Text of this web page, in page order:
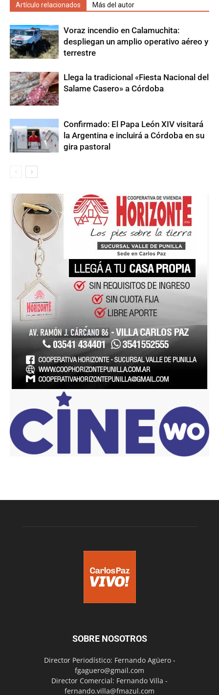
Artículo relacionados Más del autor
Voraz incendio en Calamuchita:
despliegan un amplio operativo aéreo y
terrestre
Llega la tradicional «Fiesta Nacional del
Salame Casero» a Córdoba
Confirmado: El Papa León XIV visitará
la Argentina e incluirá a Córdoba en su
gira pastoral
SOBRE NOSOTROS
Director Periodístico: Fernando Agüero -
fgaguero@gmail.com
Director Comercial: Fernando Villa -
fernando.villa@fmazul.com